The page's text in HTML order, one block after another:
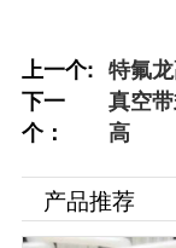
上一个: 特氟
下一
个：
真空
高
产品推荐